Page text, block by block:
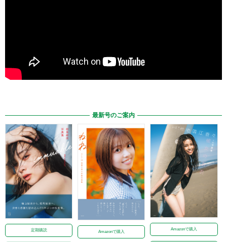
最新号のご案内
定期購読 Amazonで購入
Amazonで購入